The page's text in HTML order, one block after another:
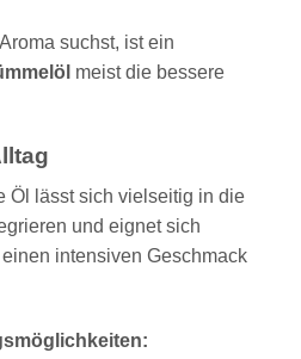
suchst, ist ein
meist die bessere
Öl lässt sich vielseitig in die
und eignet sich
intensiven Geschmack